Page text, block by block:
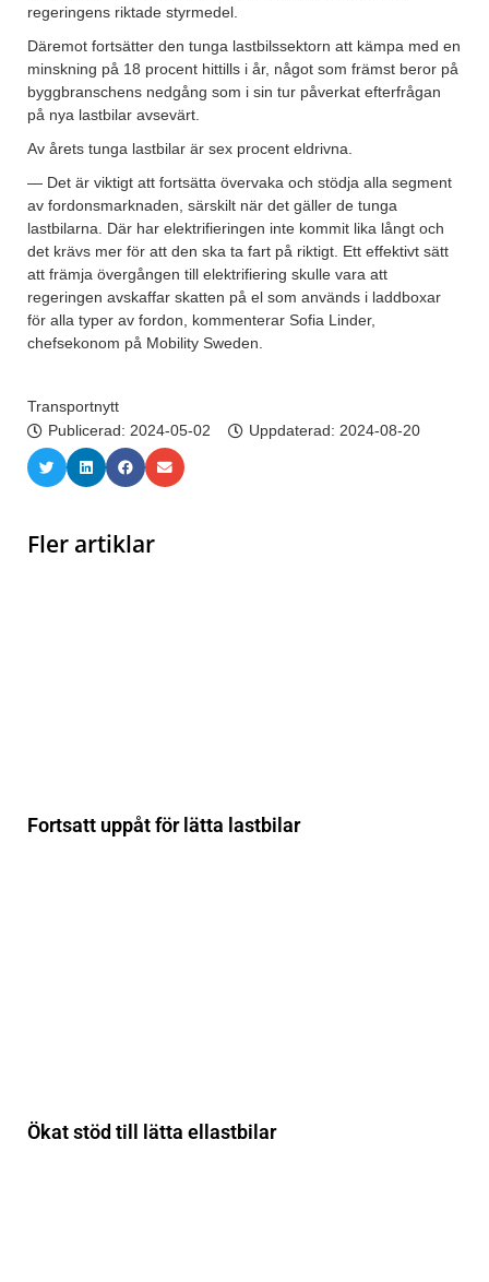
regeringens riktade styrmedel.
Däremot fortsätter den tunga lastbilssektorn att kämpa med en
minskning på 18 procent hittills i år, något som främst beror på
byggbranschens nedgång som i sin tur påverkat efterfrågan
på nya lastbilar avsevärt.
Av årets tunga lastbilar är sex procent eldrivna.
— Det är viktigt att fortsätta övervaka och stödja alla segment
av fordonsmarknaden, särskilt när det gäller de tunga
lastbilarna. Där har elektrifieringen inte kommit lika långt och
det krävs mer för att den ska ta fart på riktigt. Ett effektivt sätt
att främja övergången till elektrifiering skulle vara att
regeringen avskaffar skatten på el som används i laddboxar
för alla typer av fordon, kommenterar Sofia Linder,
chefsekonom på Mobility Sweden.
Transportnytt
Publicerad: 2024-05-02 Uppdaterad: 2024-08-20
Fler artiklar
Fortsatt uppåt för lätta lastbilar
Ökat stöd till lätta ellastbilar